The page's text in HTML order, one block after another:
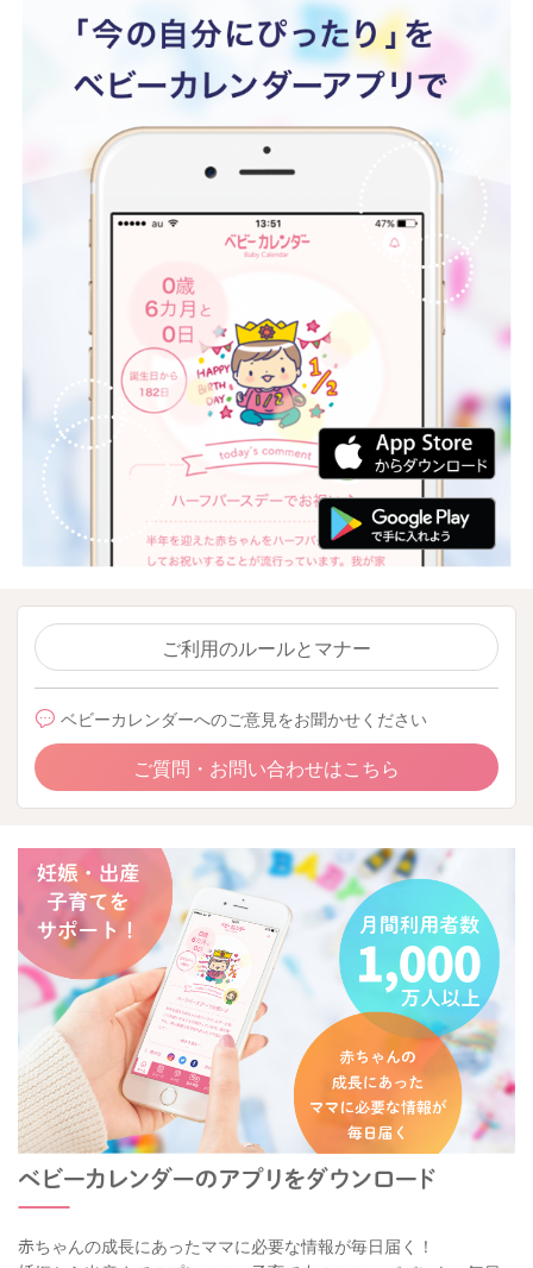
ご利用のルールとマナー
ベビーカレンダーへのご意見をお聞かせください
ご質問・お問い合わせはこちら
赤ちゃんの成長にあったママに必要な情報が毎日届く！